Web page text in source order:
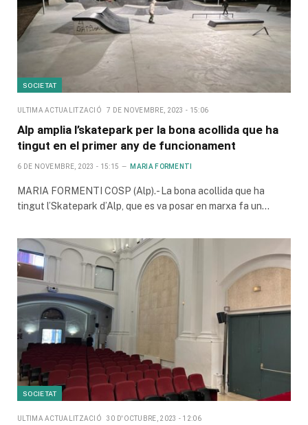
SOCIETAT
ULTIMA ACTUALITZACIÓ 7 DE NOVEMBRE, 2023 - 15:06
Alp amplia l’skatepark per la bona acollida que ha
tingut en el primer any de funcionament
6 DE NOVEMBRE, 2023 - 15:15 MARIA FORMENTI
MARIA FORMENTI COSP (Alp).- La bona acollida que ha
tingut l’Skatepark d’Alp, que es va posar en marxa fa un…
SOCIETAT
ULTIMA ACTUALITZACIÓ 30 D'OCTUBRE, 2023 - 12:06